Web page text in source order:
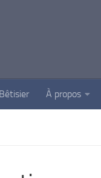
Bêtisier À propos